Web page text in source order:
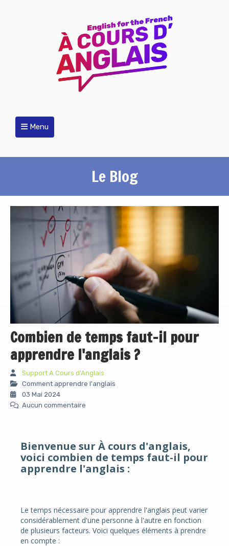
Menu
Le Blog
Combien de temps faut-il pour
apprendre l'anglais ?
Support A Cours d'Anglais
Comment apprendre l'anglais
03 Mai 2024
Aucun commentaire
Bienvenue sur À cours d'anglais,
voici combien de temps faut-il pour
apprendre l'anglais :
Le temps nécessaire pour apprendre l'anglais peut varier
considérablement d'une personne à l'autre en fonction
de plusieurs facteurs. Voici quelques éléments à prendre
en compte :